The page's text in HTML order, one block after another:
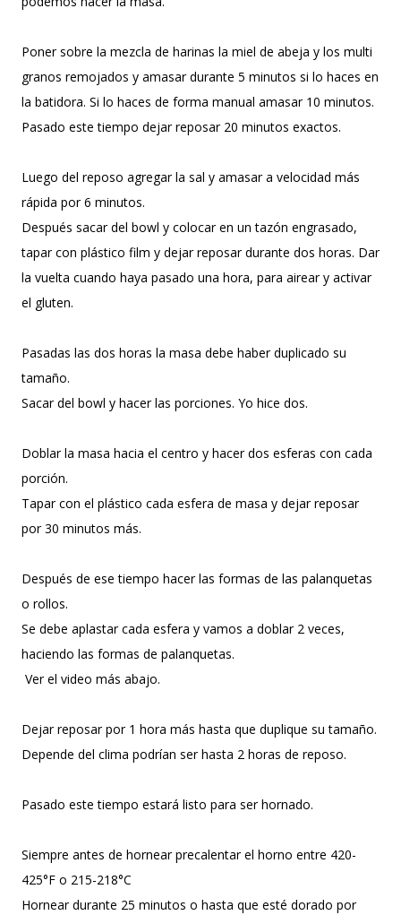
Poner sobre la mezcla de harinas la miel de abeja y los multi
granos remojados y amasar durante 5 minutos si lo haces en
la batidora. Si lo haces de forma manual amasar 10 minutos.
Pasado este tiempo dejar reposar 20 minutos exactos.
Luego del reposo agregar la sal y amasar a velocidad más
rápida por 6 minutos.
Después sacar del bowl y colocar en un tazón engrasado,
tapar con plástico film y dejar reposar durante dos horas. Dar
la vuelta cuando haya pasado una hora, para airear y activar
el gluten.
Pasadas las dos horas la masa debe haber duplicado su
tamaño.
Sacar del bowl y hacer las porciones. Yo hice dos.
Doblar la masa hacia el centro y hacer dos esferas con cada
porción.
Tapar con el plástico cada esfera de masa y dejar reposar
por 30 minutos más.
Después de ese tiempo hacer las formas de las palanquetas
o rollos.
Se debe aplastar cada esfera y vamos a doblar 2 veces,
haciendo las formas de palanquetas.
Ver el video más abajo.
Dejar reposar por 1 hora más hasta que duplique su tamaño.
Depende del clima podrían ser hasta 2 horas de reposo.
Pasado este tiempo estará listo para ser hornado.
Siempre antes de hornear precalentar el horno entre 420-
425°F o 215-218°C
Hornear durante 25 minutos o hasta que esté dorado por